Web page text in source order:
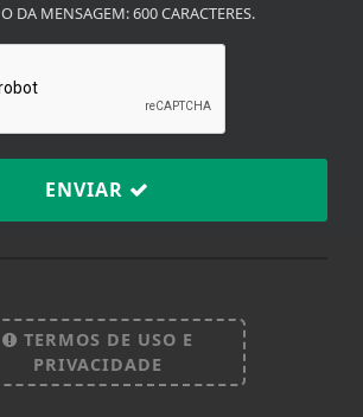
DA MENSAGEM: 600 CARACTERES.
ENVIAR
TERMOS DE USO E
PRIVACIDADE
você concorda com nossos Termos
ACESSE NOSSOS TERMOS